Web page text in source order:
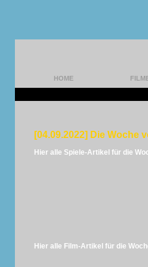
HOME
[04.09.2022] Die Woche
Hier alle Spiele-Artikel für die
Hier alle Film-Artikel für die